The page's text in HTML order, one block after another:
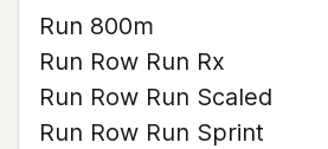
Run 800m
Run Row Run Rx
Run Row Run Scaled
Run Row Run Sprint